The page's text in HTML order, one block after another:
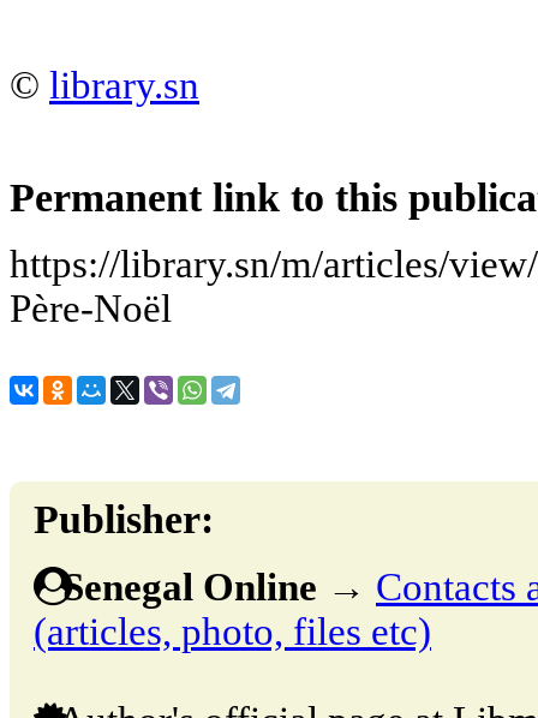
© library.sn
Permanent link to this
https://library.sn/m/articles/
Père-Noël
Publisher:
Senegal Online → Contacts
(articles, photo, files etc)